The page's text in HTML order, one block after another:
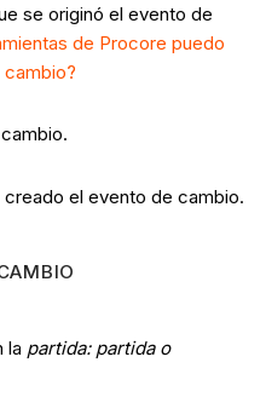
se originó el evento de
de Procore puedo
creado el evento de cambio.
la partida: partida o